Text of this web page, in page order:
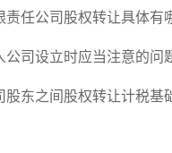
这些知识你都知道吗？
责任公司股权转让具体有
来了解下这五种形式
公司设立时应当注意的问题
司的特征
股东之间股权转让计税基